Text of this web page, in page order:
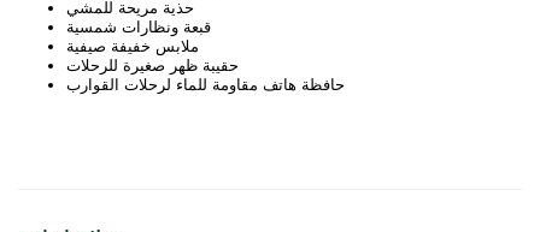
حذية مريحة للمشي
قبعة ونظارات شمسية
ملابس خفيفة صيفية
حقيبة ظهر صغيرة للرحلات
حافظة هاتف مقاومة للماء لرحلات القوارب